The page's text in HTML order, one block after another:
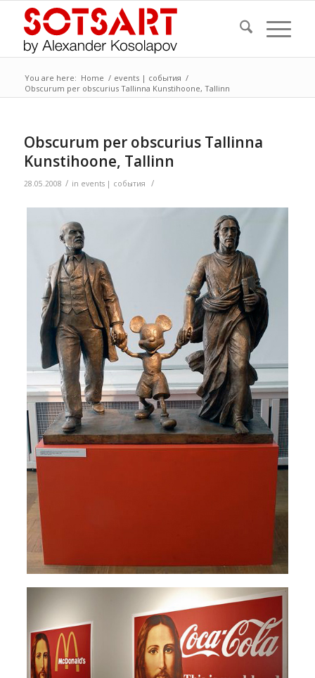
You are here: Home / events | события /
Obscurum per obscurius Tallinna Kunstihoone, Tallinn
Obscurum per obscurius Tallinna
Kunstihoone, Tallinn
28.05.2008 / in events | события /